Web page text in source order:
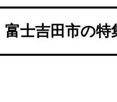
富士吉田市の特